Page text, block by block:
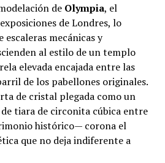
de Olympia, el
de Londres, lo
escaleras mecánicas y
al estilo de un templo
elevada encajada entre las
de los pabellones originales.
de cristal plegada como un
tiara de circonita cúbica entre
histórico— corona el
que no deja indiferente a